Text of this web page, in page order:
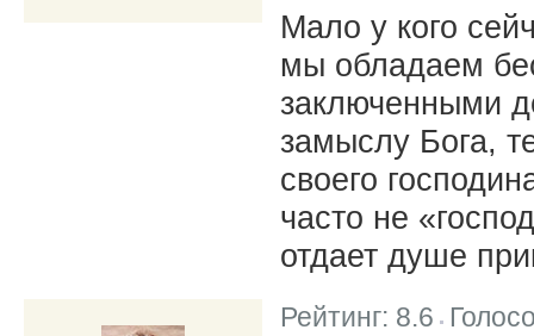
Мало у кого
мы обладаем
заключенными
замыслу Бога,
своего
часто не
отдает душе
Рейтинг: 8.6